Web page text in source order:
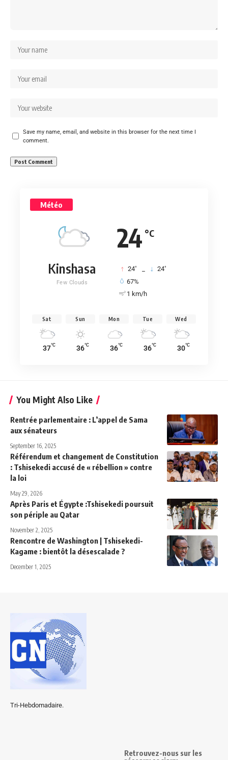
Save my name, email, and website in this browser for the next time I
comment.
Météo
24 °C
Kinshasa
Few Clouds
24° 24°
67%
1 km/h
Sat
37°C
Sun
36°C
Mon
36°C
Tue
36°C
Wed
30°C
You Might Also Like
Rentrée parlementaire : L’appel de Sama
aux sénateurs
September 16, 2025
Référendum et changement de Constitution
: Tshisekedi accusé de « rébellion » contre
la loi
May 29, 2026
Après Paris et Égypte :Tshisekedi poursuit
son périple au Qatar
November 2, 2025
Rencontre de Washington | Tshisekedi-
Kagame : bientôt la désescalade ?
December 1, 2025
Tri-Hebdomadaire.
Retrouvez-nous sur les